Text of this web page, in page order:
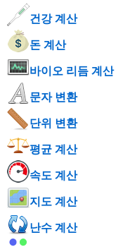
건강 계산
돈 계산
바이오 리듬 계산
문자 변환
단위 변환
평균 계산
속도 계산
지도 계산
난수 계산